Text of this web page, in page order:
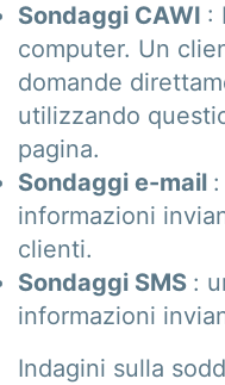
Sondaggi CAWI :
computer. Un
domande
utilizzando
pagina.
Sondaggi e-mail
informazioni
clienti.
Sondaggi SMS :
informazioni
Indagini sulla